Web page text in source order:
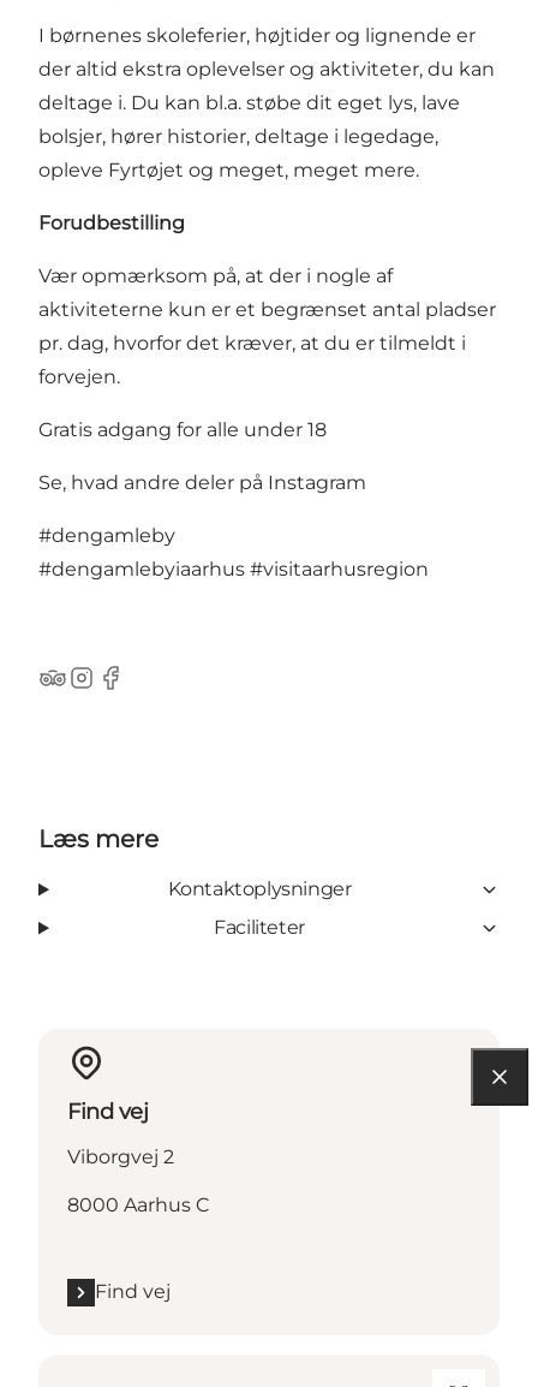
I børnenes skoleferier, højtider og lignende er
der altid ekstra oplevelser og aktiviteter, du kan
deltage i. Du kan bl.a. støbe dit eget lys, lave
bolsjer, hører historier, deltage i legedage,
opleve Fyrtøjet og meget, meget mere.
Forudbestilling
Vær opmærksom på, at der i nogle af
aktiviteterne kun er et begrænset antal pladser
pr. dag, hvorfor det kræver, at du er tilmeldt i
forvejen.
Gratis adgang for alle under 18
Se, hvad andre deler på Instagram
#dengamleby
#dengamlebyiaarhus #visitaarhusregion
TripAdvisor
Instagram
Facebook
Læs mere
Kontaktoplysninger
Faciliteter
Find vej
Viborgvej 2
8000 Aarhus C
Find vej